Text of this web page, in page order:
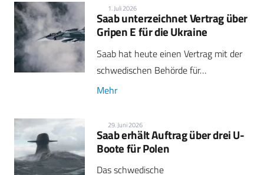
1. Juli 2026
Saab unterzeichnet Vertrag über
Gripen E für die Ukraine
Saab hat heute einen Vertrag mit der
schwedischen Behörde für…
Mehr
29. Juni 2026
Saab erhält Auftrag über drei U-
Boote für Polen
Das schwedische